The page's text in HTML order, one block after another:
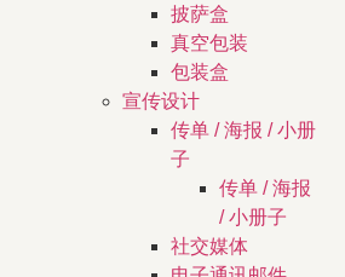
披萨盒
真空包装
包装盒
宣传设计
传单 / 海报 / 小册
子
传单 / 海报
/ 小册子
社交媒体